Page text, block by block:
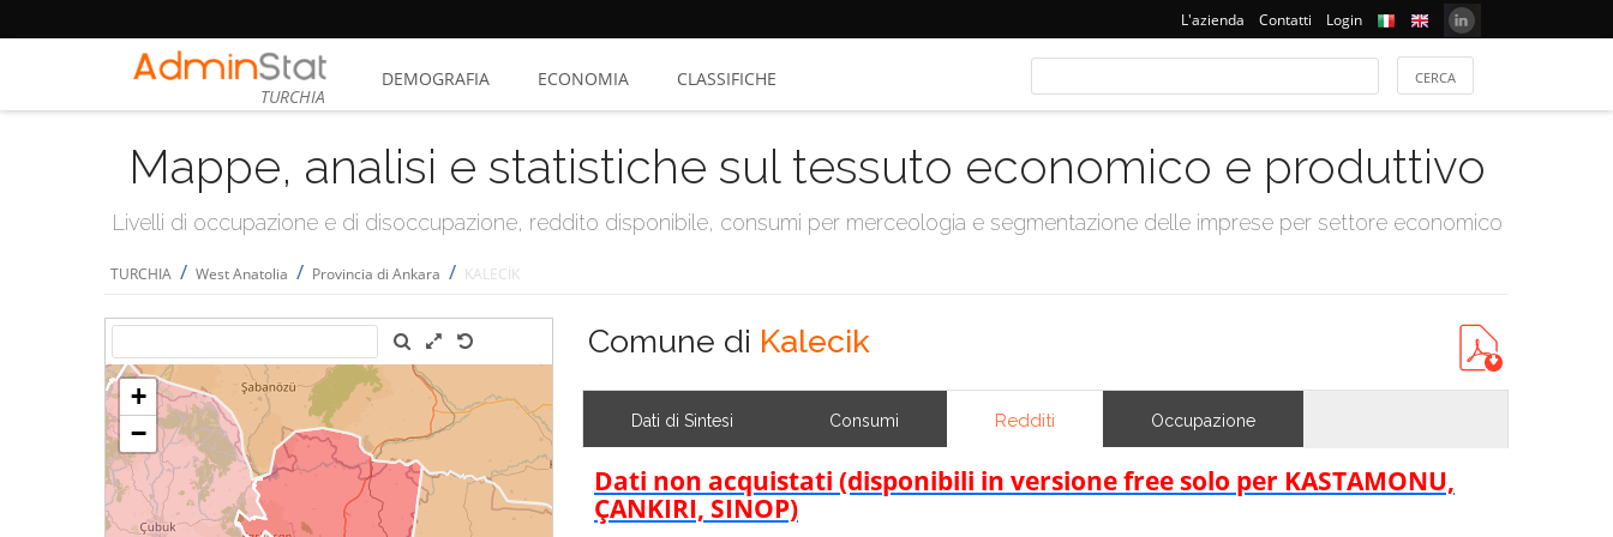
L'azienda Contatti Login
TURCHIA
DEMOGRAFIA ECONOMIA CLASSIFICHE
Mappe, analisi e statistiche sul tessuto economico e produttivo
Livelli di occupazione e di disoccupazione, reddito disponibile, consumi per merceologia e segmentazione delle imprese per settore economico
TURCHIA / West Anatolia / Provincia di Ankara / KALECİK
Comune di Kalecik
Dati di Sintesi Consumi Redditi Occupazione
Dati non acquistati (disponibili in versione free solo per KASTAMONU,
ÇANKIRI, SINOP)